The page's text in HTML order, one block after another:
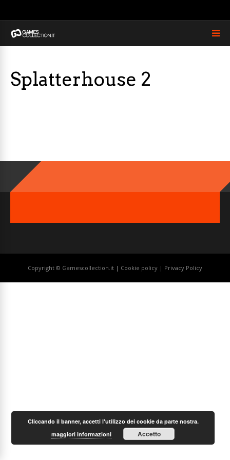
Splatterhouse 2
Copyright © Gamescollection.it | Cookie policy | Privacy Policy
Cliccando il banner, accetti l'utilizzo dei cookie da parte nostra.
maggiori informazioni
Accetto